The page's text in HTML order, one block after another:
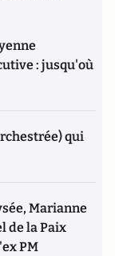
: jusqu'où
qui
Marianne
de la Paix
PM